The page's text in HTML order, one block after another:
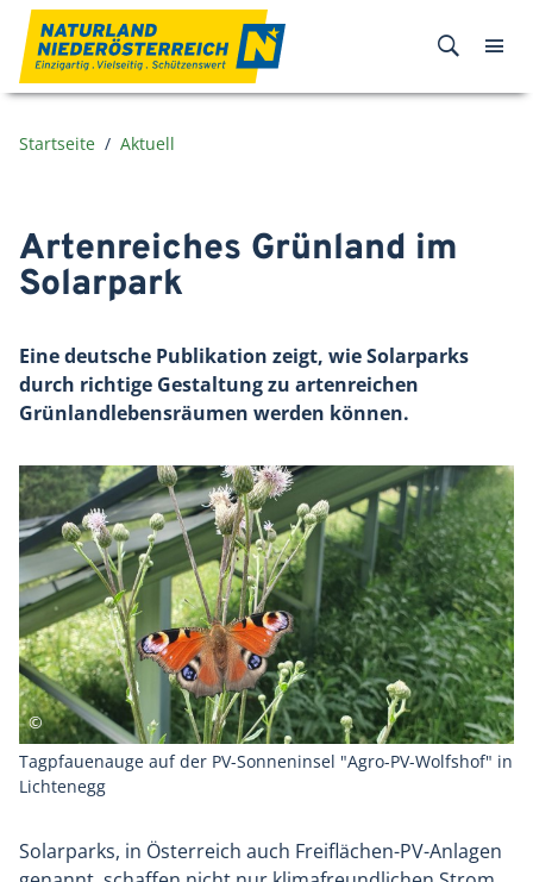
Zum Inhalt
Startseite Aktuell
Artenreiches Grünland im
Solarpark
Eine deutsche Publikation zeigt, wie Solarparks
durch richtige Gestaltung zu artenreichen
Grünlandlebensräumen werden können.
Tagpfauenauge auf der PV-Sonneninsel "Agro-PV-Wolfshof" in
Lichtenegg
Solarparks, in Österreich auch Freiflächen-PV-Anlagen